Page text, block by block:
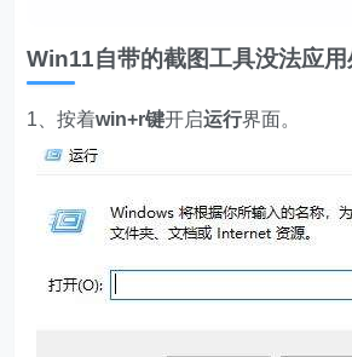
Win11自带的截图工具没法应用
1、按着win+r键开启运行界面。